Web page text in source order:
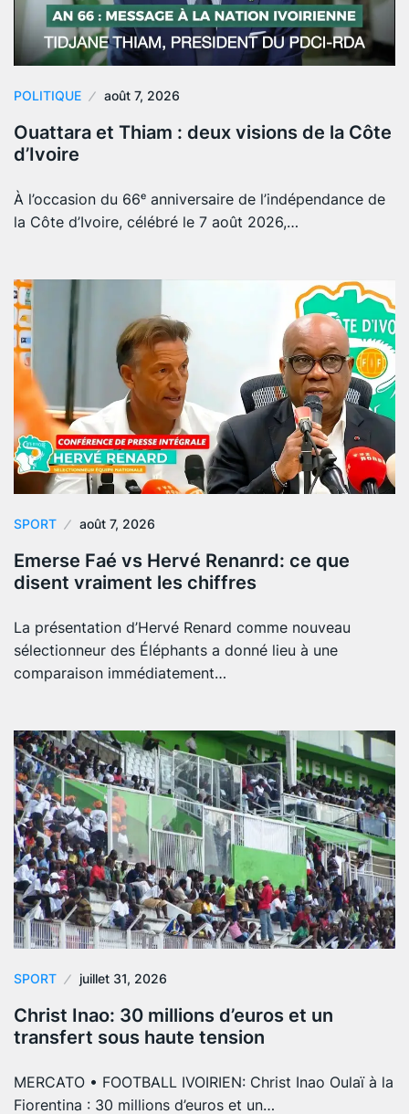
POLITIQUE août 7, 2026
Ouattara et Thiam : deux visions de la Côte
d’Ivoire
À l’occasion du 66ᵉ anniversaire de l’indépendance de
la Côte d’Ivoire, célébré le 7 août 2026,…
SPORT août 7, 2026
Emerse Faé vs Hervé Renanrd: ce que
disent vraiment les chiffres
La présentation d’Hervé Renard comme nouveau
sélectionneur des Éléphants a donné lieu à une
comparaison immédiatement…
SPORT juillet 31, 2026
Christ Inao: 30 millions d’euros et un
transfert sous haute tension
MERCATO • FOOTBALL IVOIRIEN: Christ Inao Oulaï à la
Fiorentina : 30 millions d’euros et un…